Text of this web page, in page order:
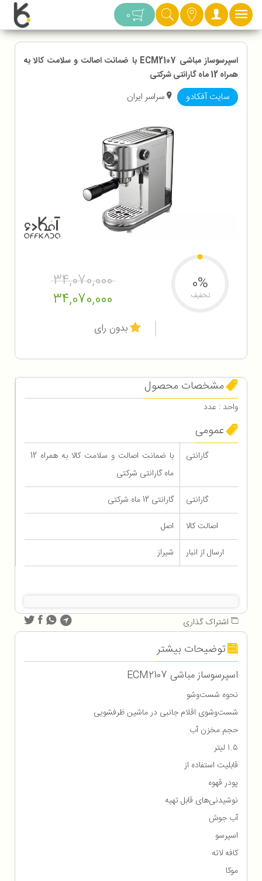
دسته بندی 0
اسپرسوساز مباشی ECM2107 با ضمانت اصالت و سلامت کالا به
همراه 12 ماه گارانتی شرکتی
سایت آفکادو سراسر ایران
34,070,000
34,070,000
0%
تخفیف
بدون رای
مشخصات محصول
واحد : عدد
عمومی
گارانتی
با ضمانت اصالت و سلامت کالا به همراه 12
ماه گارانتی شرکتی
گارانتی
گارانتی 12 ماه شرکتی
اصالت کالا
اصل
ارسال از انبار
شیراز
اشتراک گذاری
توضیحات بیشتر
اسپرسوساز مباشی ECM2107
نحوه شست‌وشو
شست‌وشوی اقلام جانبی در ماشین ظرفشویی
حجم مخزن آب
۱.۵ لیتر
قابلیت استفاده از
پودر قهوه
نوشیدنی‌های قابل تهیه
آب جوش
اسپرسو
کافه لاته
موکا